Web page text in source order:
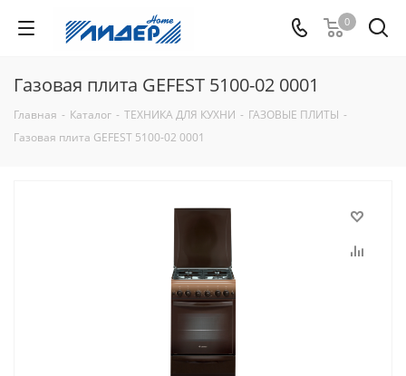
0
Газовая плита GEFEST 5100-02 0001
Главная - Каталог - ТЕХНИКА ДЛЯ КУХНИ - ГАЗОВЫЕ ПЛИТЫ -
Газовая плита GEFEST 5100-02 0001